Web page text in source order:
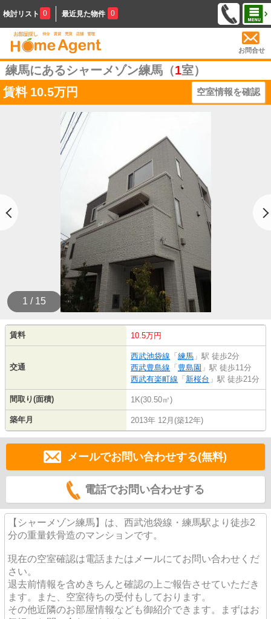
検討リスト 0 最近見た物件 0
お問合せ
練馬にあるシャーメゾン練馬（1室）
賃料 10.5万円 空室情報を確認
1 / 15
賃料 10.5万円
交通
西武池袋線 「 練馬 」駅 徒歩2分
西武豊島線 「 豊島園 」駅 徒歩11分
西武有楽町線 「 新桜台 」駅 徒歩21分
間取り(面積) 1K(30.50㎡)
築年月 2013年 12月(築12年)
メールでお問い合わせする(無料)
電話でお問い合わせする
【シャーメゾン練馬】は、西武池袋線・練馬駅より徒歩2
分の重量鉄骨造のマンションです。
現在の空室確認は電話またはメールにてお問い合わせくだ
さい。
退去前情報を含めきちんと確認の上ご報告させていただき
ます。また、空室待ちの受付もしております。
その他近隣のお部屋情報なども御紹介できます。まずはお